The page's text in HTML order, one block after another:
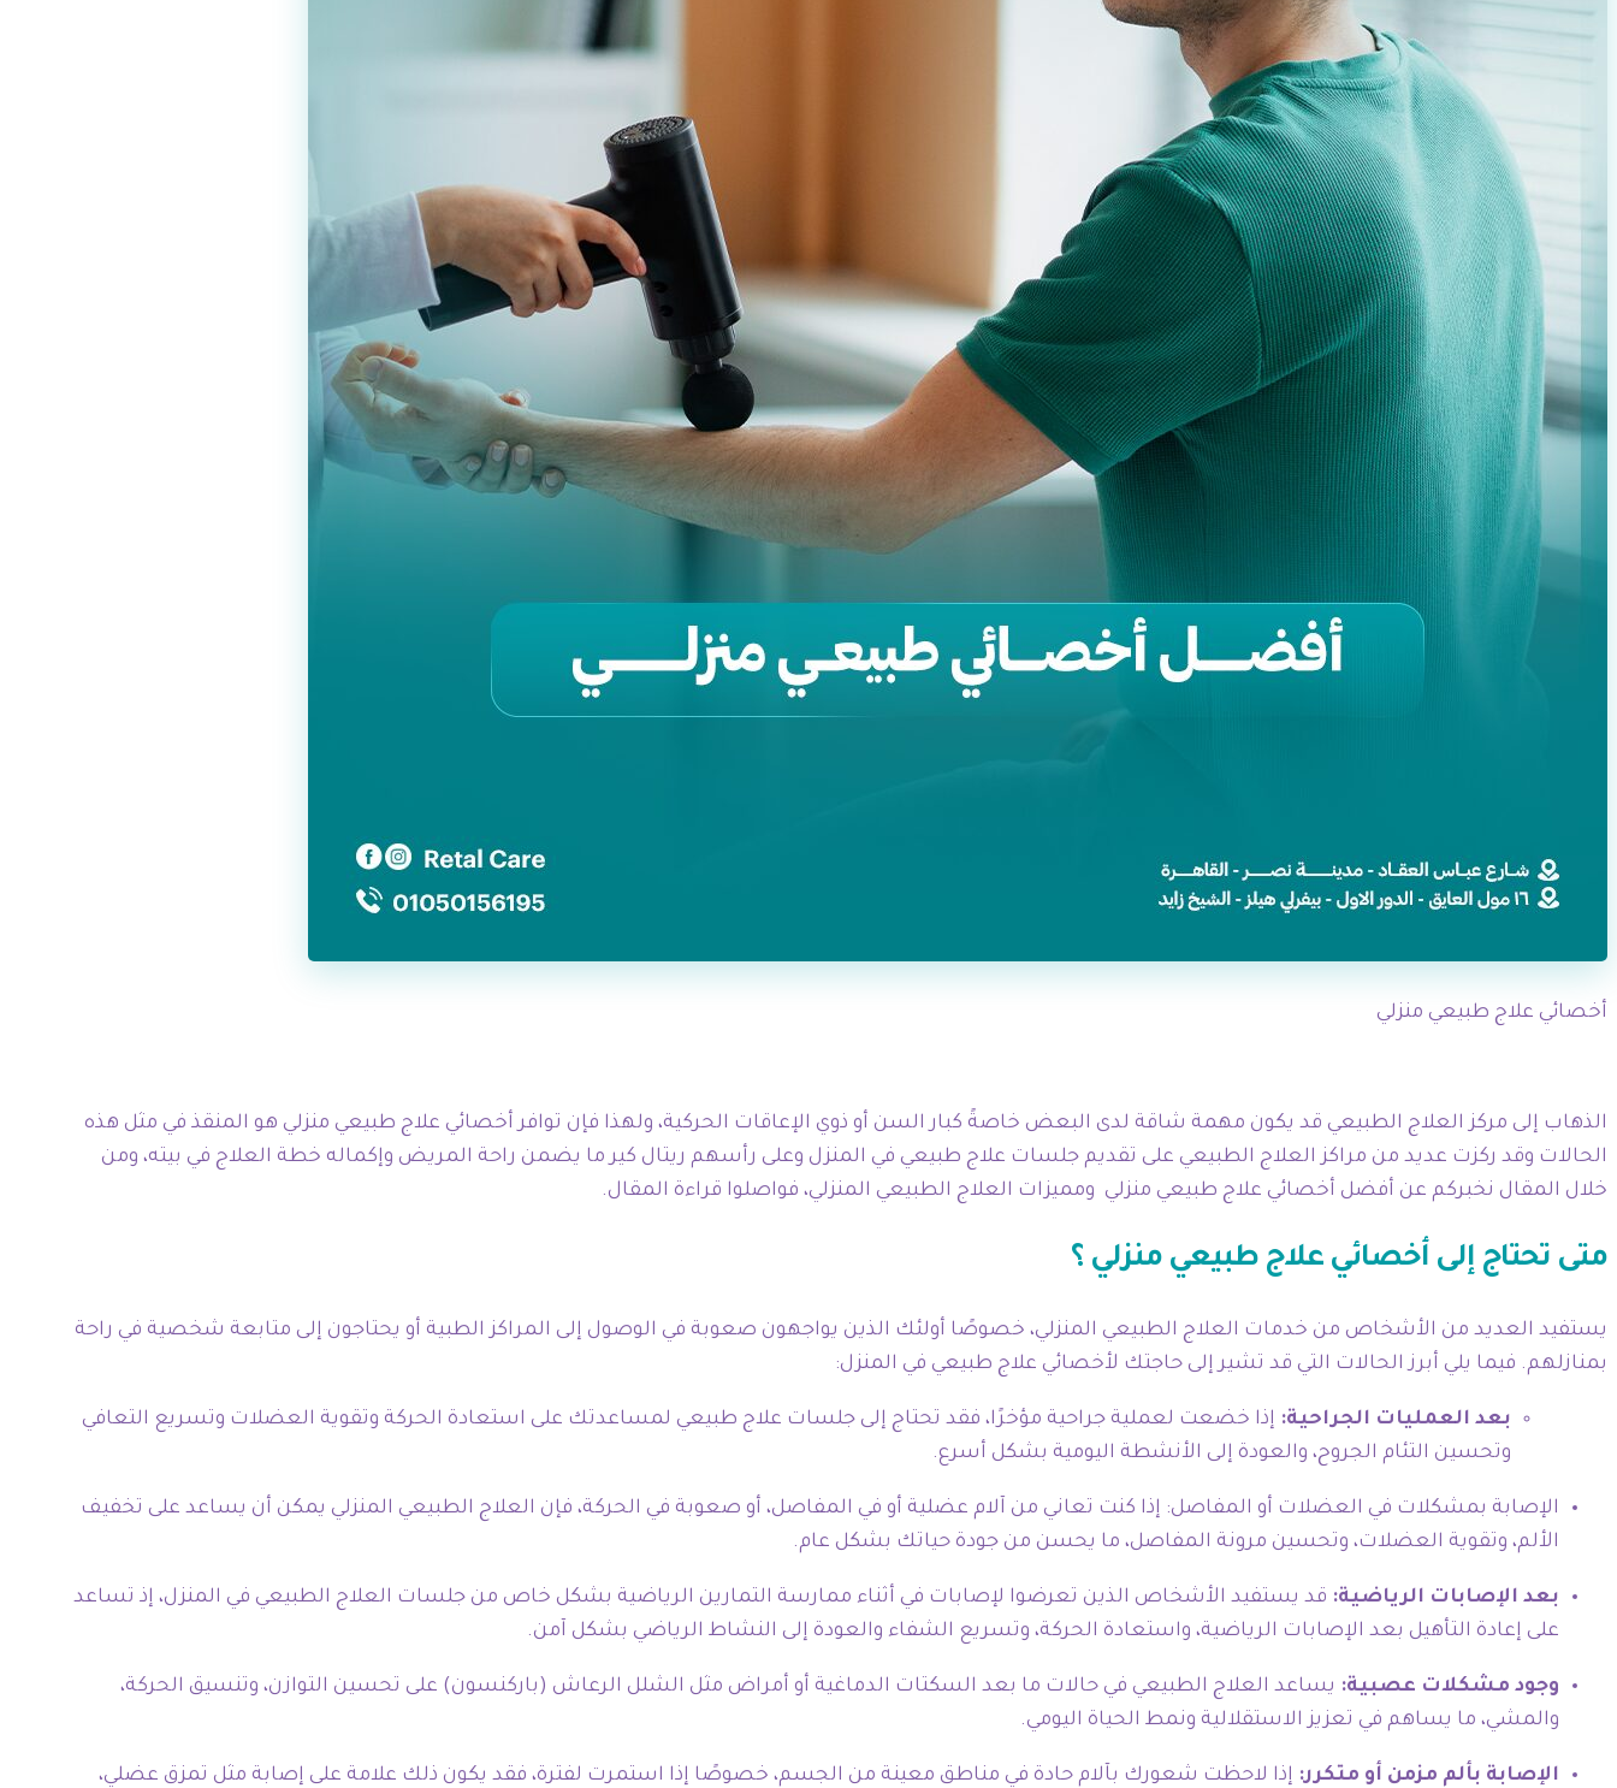
أخصائي علاج طبيعي منزلي
الذهاب إلى مركز العلاج الطبيعي قد يكون مهمة شاقة لدى البعض خاصةً كبار السن أو ذوي الإعاقات الحركية، ولهذا فإن توافر أخصائي علاج طبيعي منزلي هو المنقذ في مثل هذه
الحالات وقد ركزت عديد من مراكز العلاج الطبيعي على تقديم جلسات علاج طبيعي في المنزل وعلى رأسهم ريتال كير ما يضمن راحة المريض وإكماله خطة العلاج في بيته، ومن
خلال المقال نخبركم عن أفضل أخصائي علاج طبيعي منزلي ومميزات العلاج الطبيعي المنزلي، فواصلوا قراءة المقال.
متى تحتاج إلى أخصائي علاج طبيعي منزلي ؟
يستفيد العديد من الأشخاص من خدمات العلاج الطبيعي المنزلي، خصوصًا أولئك الذين يواجهون صعوبة في الوصول إلى المراكز الطبية أو يحتاجون إلى متابعة شخصية في راحة
بمنازلهم. فيما يلي أبرز الحالات التي قد تشير إلى حاجتك لأخصائي علاج طبيعي في المنزل:
بعد العمليات الجراحية: إذا خضعت لعملية جراحية مؤخرًا، فقد تحتاج إلى جلسات علاج طبيعي لمساعدتك على استعادة الحركة وتقوية العضلات وتسريع التعافي
وتحسين التئام الجروح، والعودة إلى الأنشطة اليومية بشكل أسرع.
الإصابة بمشكلات في العضلات أو المفاصل: إذا كنت تعاني من آلام عضلية أو في المفاصل، أو صعوبة في الحركة، فإن العلاج الطبيعي المنزلي يمكن أن يساعد على تخفيف
الألم، وتقوية العضلات، وتحسين مرونة المفاصل، ما يحسن من جودة حياتك بشكل عام.
بعد الإصابات الرياضية: قد يستفيد الأشخاص الذين تعرضوا لإصابات في أثناء ممارسة التمارين الرياضية بشكل خاص من جلسات العلاج الطبيعي في المنزل، إذ تساعد
على إعادة التأهيل بعد الإصابات الرياضية، واستعادة الحركة، وتسريع الشفاء والعودة إلى النشاط الرياضي بشكل آمن.
وجود مشكلات عصبية: يساعد العلاج الطبيعي في حالات ما بعد السكتات الدماغية أو أمراض مثل الشلل الرعاش (باركنسون) على تحسين التوازن، وتنسيق الحركة،
والمشي، ما يساهم في تعزيز الاستقلالية ونمط الحياة اليومي.
الإصابة بألم مزمن أو متكرر: إذا لاحظت شعورك بآلام حادة في مناطق معينة من الجسم، خصوصًا إذا استمرت لفترة، فقد يكون ذلك علامة على إصابة مثل تمزق عضلي،